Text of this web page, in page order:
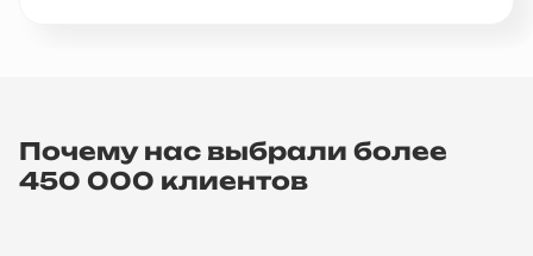
Почему нас выбрали более
450 000 клиентов